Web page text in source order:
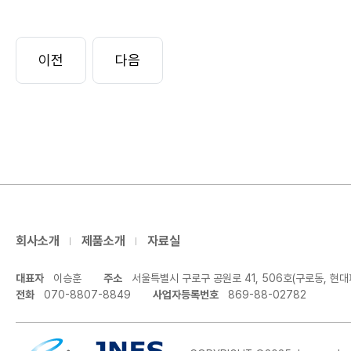
회사소개 제품소개 자료실
대표자 이승훈 주소
서울특별시 구로구 공원로 41, 506호(구로동, 현대
전화
070-8807-8849 사업자등록번호 869-88-02782